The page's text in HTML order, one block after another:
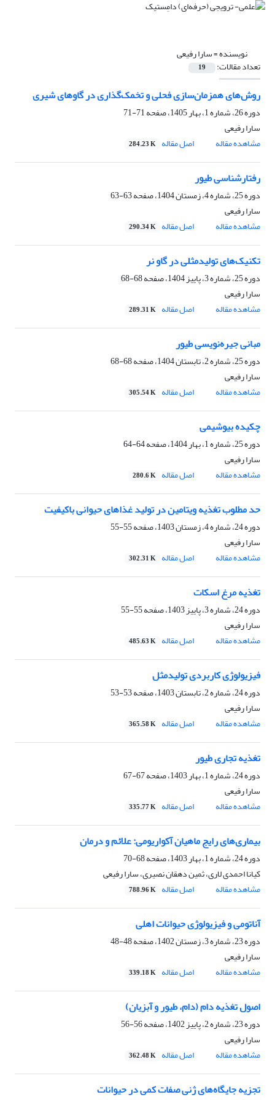
نویسنده =سارا رفیعی
تعداد مقالات: 19
روش‌های همزمان‌سازی فحلی و تخمک‌گذاری در گاوهای شیری
دوره 26، شماره 1، بهار 1405، صفحه
71-71
سارا رفیعی
مشاهده مقاله
اصل مقاله 284.23 K
رفتارشناسی طیور
دوره 25، شماره 4، زمستان 1404، صفحه
63-63
سارا رفیعی
مشاهده مقاله
اصل مقاله 290.34 K
تکنیک‌های تولیدمثلی در گاو نر
دوره 25، شماره 3، پاییز 1404، صفحه
68-68
سارا رفیعی
مشاهده مقاله
اصل مقاله 289.31 K
مبانی جیره‌نویسی طیور
دوره 25، شماره 2، تابستان 1404، صفحه
68-68
سارا رفیعی
مشاهده مقاله
اصل مقاله 305.54 K
چکیده بیوشیمی
دوره 25، شماره 1، بهار 1404، صفحه
64-64
سارا رفیعی
مشاهده مقاله
اصل مقاله 280.6 K
حد مطلوب تغذیه ویتامین در تولید غذاهای حیوانی باکیفیت
دوره 24، شماره 4، زمستان 1403، صفحه
55-55
سارا رفیعی
مشاهده مقاله
اصل مقاله 302.31 K
تغذیه مرغ اسکات
دوره 24، شماره 3، پاییز 1403، صفحه
55-55
سارا رفیعی
مشاهده مقاله
اصل مقاله 485.63 K
فیزیولوژی کاربردی تولیدمثل
دوره 24، شماره 2، تابستان 1403، صفحه
53-53
سارا رفیعی
مشاهده مقاله
اصل مقاله 365.58 K
تغذیه تجاری طیور
دوره 24، شماره 1، بهار 1403، صفحه
67-67
سارا رفیعی
مشاهده مقاله
اصل مقاله 335.77 K
بیماری‌های رایج ماهیان آکواریومی: علائم و درمان
دوره 24، شماره 1، بهار 1403، صفحه
68-70
کیانا احمدی لاری، ثمین دهقان نصیری، سارا رفیعی
مشاهده مقاله
اصل مقاله 788.96 K
آناتومی و فیزیولوژی حیوانات اهلی
دوره 23، شماره 3، زمستان 1402، صفحه
48-48
سارا رفیعی
مشاهده مقاله
اصل مقاله 339.18 K
اصول تغذیه دام (دام، طیور و آبزیان)
دوره 23، شماره 2، پاییز 1402، صفحه
56-56
سارا رفیعی
مشاهده مقاله
اصل مقاله 362.48 K
تجزیه جایگاه‌های ژنی صفات کمی در حیوانات